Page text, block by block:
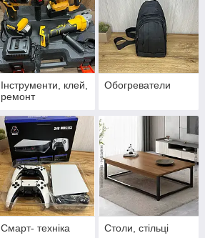
Інструменти, клей,
ремонт
Обогреватели
Смарт- техніка Столи, стільці